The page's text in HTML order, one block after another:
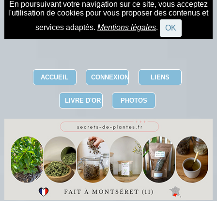
En poursuivant votre navigation sur ce site, vous acceptez
l'utilisation de cookies pour vous proposer des contenus et
services adaptés. Mentions légales. OK
ACCUEIL CONNEXION LIENS
LIVRE D'OR PHOTOS